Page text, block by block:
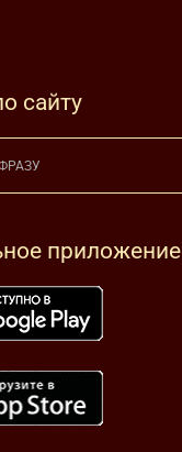
сайту
приложение